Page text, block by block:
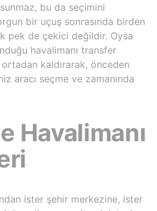
bu da seçimini
bir uçuş sonrasında birden
pek de çekici değildir. Oysa
havalimanı transfer
kaldırarak, önceden
aracı seçme ve zamanında
Havalimanı
ister şehir merkezine, ister